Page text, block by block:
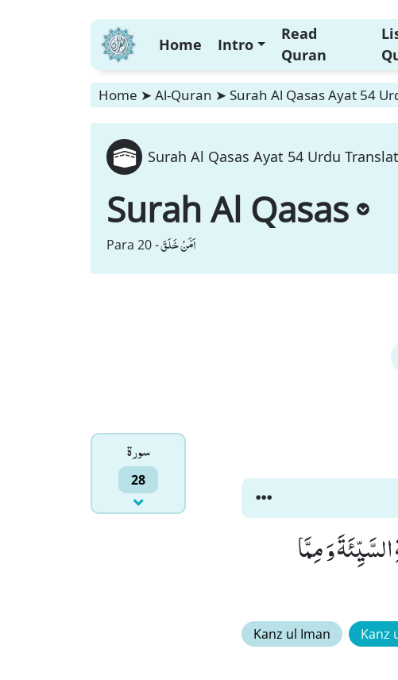
Home Intro
Read
Quran
Home ➤ Al-Quran ➤ Surah Al Qasas Ayat 54
Surah Al Qasas Ayat 54 Urdu
Surah Al Qasas
Para 20 -اَمَّنْ خَلَقَ
سورۃ
28
وَ مِمَّا
Kanz ul Iman Kanz